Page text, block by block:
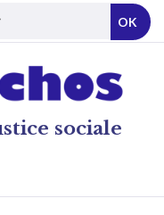
sociale
OK